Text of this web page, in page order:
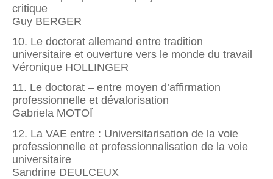
critique
Guy BERGER
10. Le doctorat allemand entre tradition
universitaire et ouverture vers le monde du travail
Véronique HOLLINGER
11. Le doctorat – entre moyen d’affirmation
professionnelle et dévalorisation
Gabriela MOTOÏ
12. La VAE entre : Universitarisation de la voie
professionnelle et professionnalisation de la voie
universitaire
Sandrine DEULCEUX